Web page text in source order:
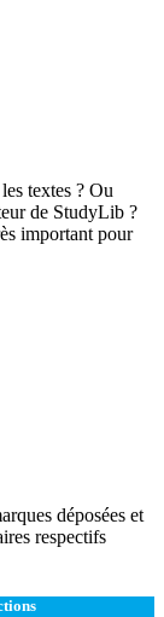
textes ? Ou
de StudyLib ?
important pour
déposées et
respectifs